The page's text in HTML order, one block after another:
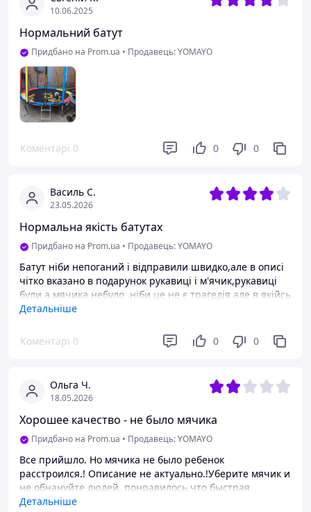
10.06.2025
Нормальний батут
Придбано на Prom.ua • Продавець: YOMAYO
Коментарі 0 0 0
Василь С.
23.05.2026
Нормальна якість батутах
Придбано на Prom.ua • Продавець: YOMAYO
Батут ніби непоганий і відправили швидко,але в описі
чітко вказано в подарунок рукавиці і м'ячик,рукавиці
були а мячика небуло ,ніби це не є трагедія але в якійсь
мірі я рахую що мене обманули,отож другий раз
неприємно
Недоліки
Не повний комплект
Детальніше
Коментарі 0 0 0
Ольга Ч.
18.05.2026
Хорошее качество - не было мячика
Придбано на Prom.ua • Продавець: YOMAYO
Все прийшло. Но мячика не было ребенок
расстроился.! Описание не актуально.!Уберите мячик и
не обнануйте людей, понравилось что быстрая
доставка, а так все супер продовца рекомендую,
Детальніше